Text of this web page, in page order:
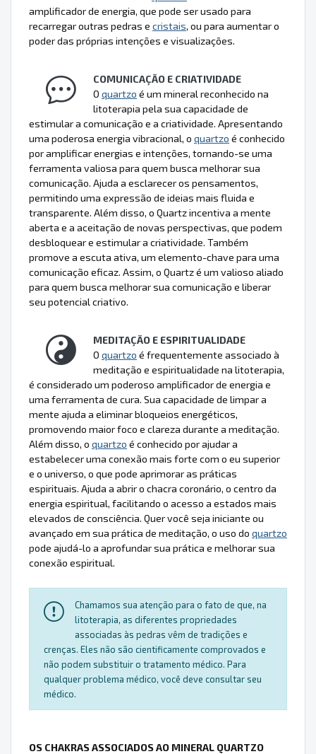
amplificador de energia, que pode ser usado para
recarregar outras pedras e cristais, ou para aumentar o
poder das próprias intenções e visualizações.
COMUNICAÇÃO E CRIATIVIDADE
O quartzo é um mineral reconhecido na
litoterapia pela sua capacidade de
estimular a comunicação e a criatividade. Apresentando
uma poderosa energia vibracional, o quartzo é conhecido
por amplificar energias e intenções, tornando-se uma
ferramenta valiosa para quem busca melhorar sua
comunicação. Ajuda a esclarecer os pensamentos,
permitindo uma expressão de ideias mais fluida e
transparente. Além disso, o Quartz incentiva a mente
aberta e a aceitação de novas perspectivas, que podem
desbloquear e estimular a criatividade. Também
promove a escuta ativa, um elemento-chave para uma
comunicação eficaz. Assim, o Quartz é um valioso aliado
para quem busca melhorar sua comunicação e liberar
seu potencial criativo.
MEDITAÇÃO E ESPIRITUALIDADE
O quartzo é frequentemente associado à
meditação e espiritualidade na litoterapia,
é considerado um poderoso amplificador de energia e
uma ferramenta de cura. Sua capacidade de limpar a
mente ajuda a eliminar bloqueios energéticos,
promovendo maior foco e clareza durante a meditação.
Além disso, o quartzo é conhecido por ajudar a
estabelecer uma conexão mais forte com o eu superior
e o universo, o que pode aprimorar as práticas
espirituais. Ajuda a abrir o chacra coronário, o centro da
energia espiritual, facilitando o acesso a estados mais
elevados de consciência. Quer você seja iniciante ou
avançado em sua prática de meditação, o uso do quartzo
pode ajudá-lo a aprofundar sua prática e melhorar sua
conexão espiritual.
Chamamos sua atenção para o fato de que, na
litoterapia, as diferentes propriedades
associadas às pedras vêm de tradições e
crenças. Eles não são cientificamente comprovados e
não podem substituir o tratamento médico. Para
qualquer problema médico, você deve consultar seu
médico.
OS CHAKRAS ASSOCIADOS AO MINERAL QUARTZO